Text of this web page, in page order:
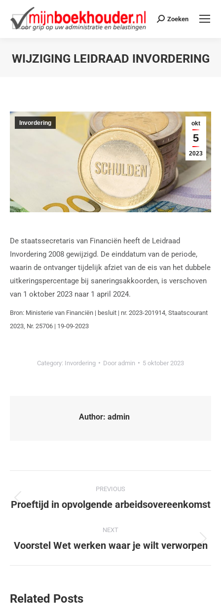
Zoeken
WIJZIGING LEIDRAAD INVORDERING
okt
5
2023
Invordering
De staatssecretaris van Financiën heeft de Leidraad
Invordering 2008 gewijzigd. De einddatum van de periode,
waarin de ontvanger tijdelijk afziet van de eis van het dubbele
uitkeringspercentage bij saneringsakkoorden, is verschoven
van 1 oktober 2023 naar 1 april 2024.
Bron: Ministerie van Financiën | besluit | nr. 2023-201914, Staatscourant
2023, Nr. 25706 | 19-09-2023
Category: Invordering Door admin 5 oktober 2023
Author: admin
PREVIOUS
Proeftijd in opvolgende arbeidsovereenkomst
NEXT
Voorstel Wet werken waar je wilt verworpen
Related Posts